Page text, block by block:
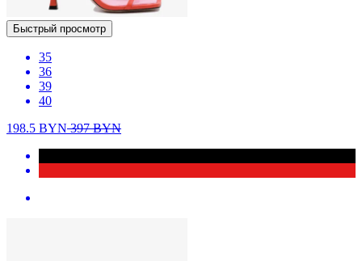
Быстрый просмотр
35
36
39
40
198.5 BYN397BYN